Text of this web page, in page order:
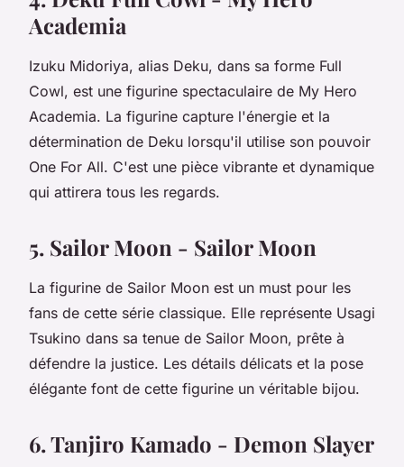
Academia
Izuku Midoriya, alias Deku, dans sa forme Full
Cowl, est une figurine spectaculaire de My Hero
Academia. La figurine capture l'énergie et la
détermination de Deku lorsqu'il utilise son pouvoir
One For All. C'est une pièce vibrante et dynamique
qui attirera tous les regards.
5. Sailor Moon - Sailor Moon
La figurine de Sailor Moon est un must pour les
fans de cette série classique. Elle représente Usagi
Tsukino dans sa tenue de Sailor Moon, prête à
défendre la justice. Les détails délicats et la pose
élégante font de cette figurine un véritable bijou.
6. Tanjiro Kamado - Demon Slayer